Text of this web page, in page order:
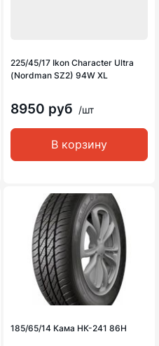
225/45/17 Ikon Character Ultra
(Nordman SZ2) 94W XL
8950 руб /шт
В корзину
185/65/14 Кама НК-241 86H